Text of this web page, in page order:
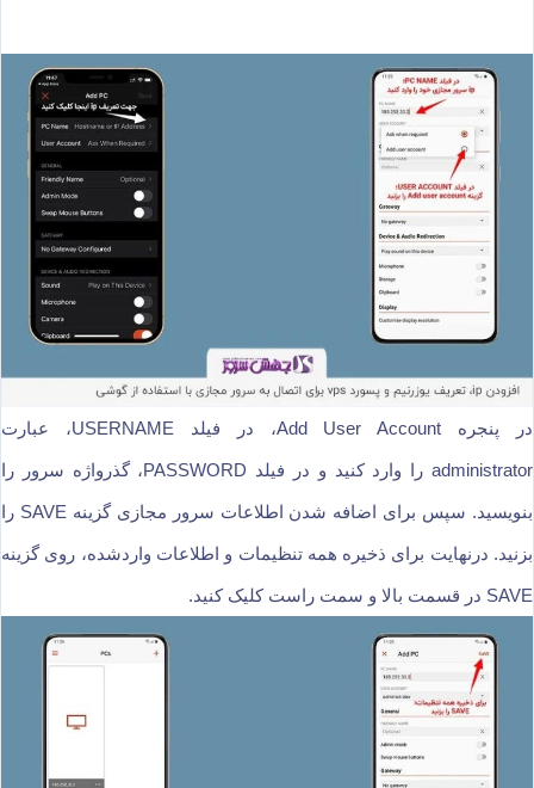
در پنجره Add User Account، در فیلد USERNAME، عبارت
administrator را وارد کنید و در فیلد PASSWORD، گذرواژه سرور را
بنویسید. سپس برای اضافه شدن اطلاعات سرور مجازی گزینه SAVE را
بزنید. درنهایت برای ذخیره همه تنظیمات و اطلاعات واردشده، روی گزینه
SAVE در قسمت بالا و سمت راست کلیک کنید.